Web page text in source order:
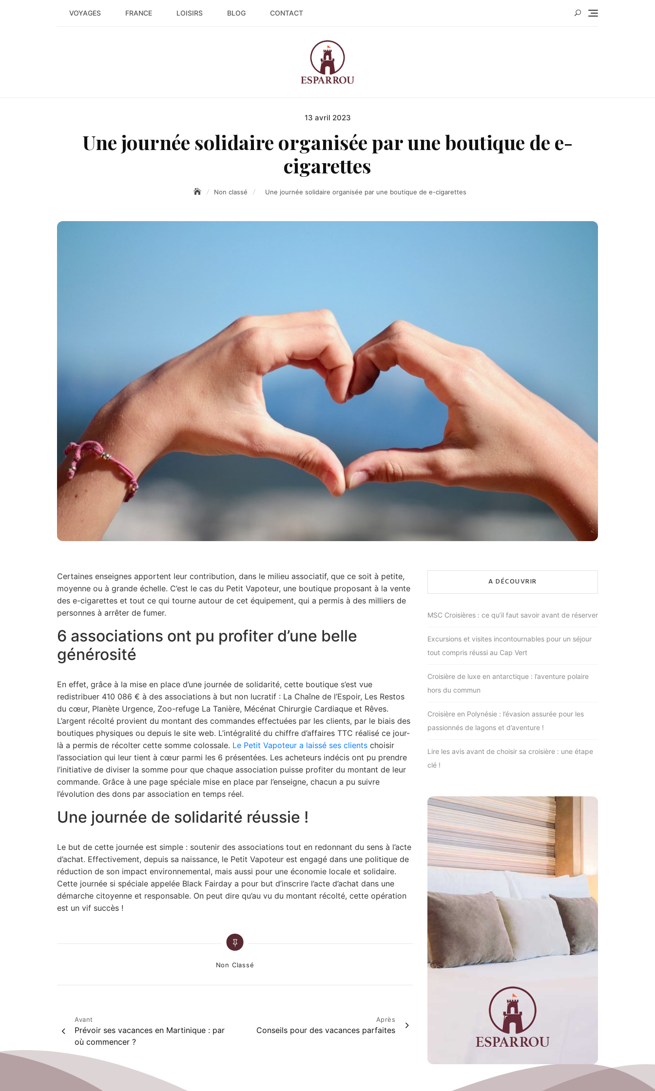
VOYAGES FRANCE LOISIRS BLOG CONTACT
Posted
13 avril 2023
Une journée solidaire organisée par une boutique de e-
cigarettes
Non classé Une journée solidaire organisée par une boutique de e-cigarettes
Certaines enseignes apportent leur contribution, dans le milieu associatif, que ce soit à petite,
moyenne ou à grande échelle. C’est le cas du Petit Vapoteur, une boutique proposant à la vente
des e-cigarettes et tout ce qui tourne autour de cet équipement, qui a permis à des milliers de
personnes à arrêter de fumer.
6 associations ont pu profiter d’une belle
générosité
En effet, grâce à la mise en place d’une journée de solidarité, cette boutique s’est vue
redistribuer 410 086 € à des associations à but non lucratif : La Chaîne de l’Espoir, Les Restos
du cœur, Planète Urgence, Zoo-refuge La Tanière, Mécénat Chirurgie Cardiaque et Rêves.
L’argent récolté provient du montant des commandes effectuées par les clients, par le biais des
boutiques physiques ou depuis le site web. L’intégralité du chiffre d’affaires TTC réalisé ce jour-
là a permis de récolter cette somme colossale. Le Petit Vapoteur a laissé ses clients choisir
l’association qui leur tient à cœur parmi les 6 présentées. Les acheteurs indécis ont pu prendre
l’initiative de diviser la somme pour que chaque association puisse profiter du montant de leur
commande. Grâce à une page spéciale mise en place par l’enseigne, chacun a pu suivre
l’évolution des dons par association en temps réel.
Une journée de solidarité réussie !
Le but de cette journée est simple : soutenir des associations tout en redonnant du sens à l’acte
d’achat. Effectivement, depuis sa naissance, le Petit Vapoteur est engagé dans une politique de
réduction de son impact environnemental, mais aussi pour une économie locale et solidaire.
Cette journée si spéciale appelée Black Fairday a pour but d’inscrire l’acte d’achat dans une
démarche citoyenne et responsable. On peut dire qu’au vu du montant récolté, cette opération
est un vif succès !
Categories
Non Classé
Navigation
de
l’article
Avant
Prévoir ses vacances en Martinique : par
où commencer ?
Après
Conseils pour des vacances parfaites
A DÉCOUVRIR
MSC Croisières : ce qu’il faut savoir avant de réserver
Excursions et visites incontournables pour un séjour
tout compris réussi au Cap Vert
Croisière de luxe en antarctique : l’aventure polaire
hors du commun
Croisière en Polynésie : l’évasion assurée pour les
passionnés de lagons et d’aventure !
Lire les avis avant de choisir sa croisière : une étape
clé !